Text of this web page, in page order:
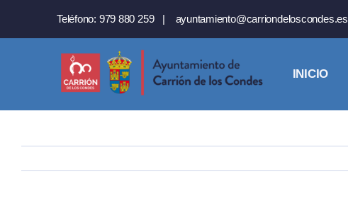
Teléfono: 979 880 259 | ayuntamiento@carriondeloscondes.es
INICIO